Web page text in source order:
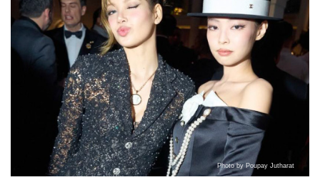
Photo by Poupay Jutharat